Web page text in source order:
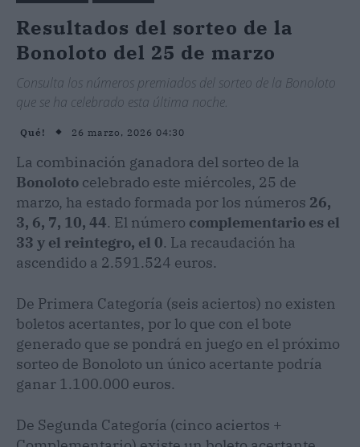
Resultados del sorteo de la
Bonoloto del 25 de marzo
Consulta los números premiados del sorteo de la Bonoloto
que se ha celebrado esta última noche.
Qué! 26 marzo, 2026 04:30
La combinación ganadora del sorteo de la
Bonoloto celebrado este miércoles, 25 de
marzo, ha estado formada por los números 26,
3, 6, 7, 10, 44. El número complementario es el
33 y el reintegro, el 0. La recaudación ha
ascendido a 2.591.524 euros.
De Primera Categoría (seis aciertos) no existen
boletos acertantes, por lo que con el bote
generado que se pondrá en juego en el próximo
sorteo de Bonoloto un único acertante podría
ganar 1.100.000 euros.
De Segunda Categoría (cinco aciertos +